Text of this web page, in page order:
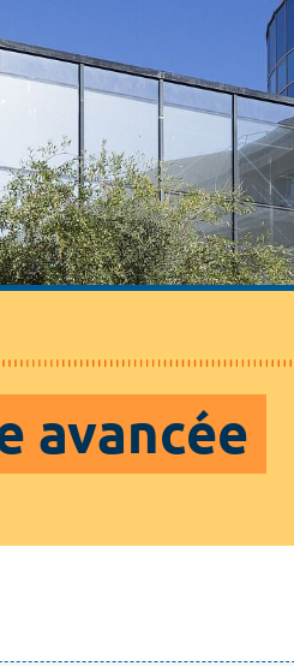
avancée